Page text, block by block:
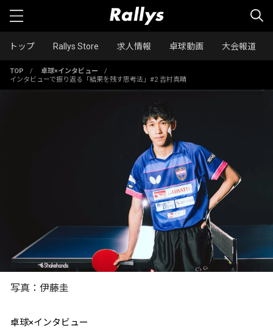
トップ Rallys Store 求人情報 卓球動画 大会報道
TOP / 卓球×インタビュー
/
インタビューで振り返る「結果を残す思考法」#2 吉村真晴
写真：伊藤圭
卓球×インタビュー